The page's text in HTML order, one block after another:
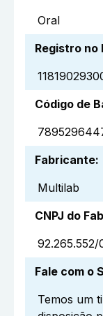
Oral
Registro no
Código de
Fabricante:
Multilab
CNPJ do
Fale com o
Temos um